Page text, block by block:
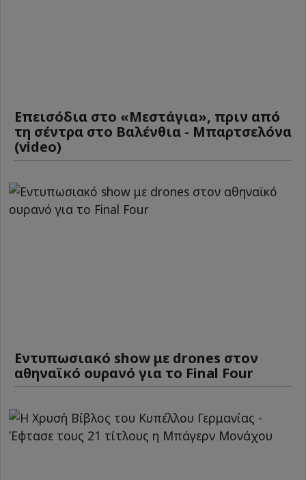
Επεισόδια στο «Μεστάγια», πριν από
τη σέντρα στο Βαλένθια - Μπαρτσελόνα
(video)
Εντυπωσιακό show με drones στον
αθηναϊκό ουρανό για το Final Four